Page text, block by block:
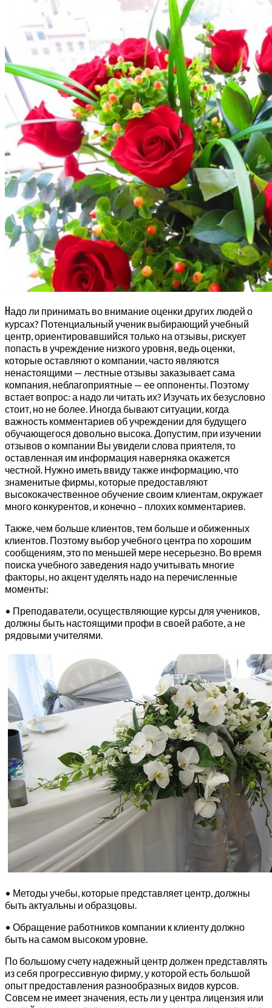
Надо ли принимать во внимание оценки других людей о
курсах? Потенциальный ученик выбирающий учебный
центр, ориентировавшийся только на отзывы, рискует
попасть в учреждение низкого уровня, ведь оценки,
которые оставляют о компании, часто являются
ненастоящими — лестные отзывы заказывает сама
компания, неблагоприятные — ее оппоненты. Поэтому
встает вопрос: а надо ли читать их? Изучать их безусловно
стоит, но не более. Иногда бывают ситуации, когда
важность комментариев об учреждении для будущего
обучающегося довольно высока. Допустим, при изучении
отзывов о компании Вы увидели слова приятеля, то
оставленная им информация наверняка окажется
честной. Нужно иметь ввиду также информацию, что
знаменитые фирмы, которые предоставляют
высококачественное обучение своим клиентам, окружает
много конкурентов, и конечно – плохих комментариев.
Также, чем больше клиентов, тем больше и обиженных
клиентов. Поэтому выбор учебного центра по хорошим
сообщениям, это по меньшей мере несерьезно. Во время
поиска учебного заведения надо учитывать многие
факторы, но акцент уделять надо на перечисленные
моменты:
• Преподаватели, осуществляющие курсы для учеников,
должны быть настоящими профи в своей работе, а не
рядовыми учителями.
• Методы учебы, которые представляет центр, должны
быть актуальны и образцовы.
• Обращение работников компании к клиенту должно
быть на самом высоком уровне.
По большому счету надежный центр должен представлять
из себя прогрессивную фирму, у которой есть большой
опыт предоставления разнообразных видов курсов.
Совсем не имеет значения, есть ли у центра лицензия или